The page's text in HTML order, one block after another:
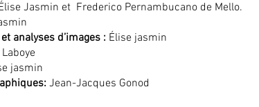
Jasmin et Frederico Pernambucano de Mello.
analyses d’images : Élise jasmin
jasmin
Jean-Jacques Gonod